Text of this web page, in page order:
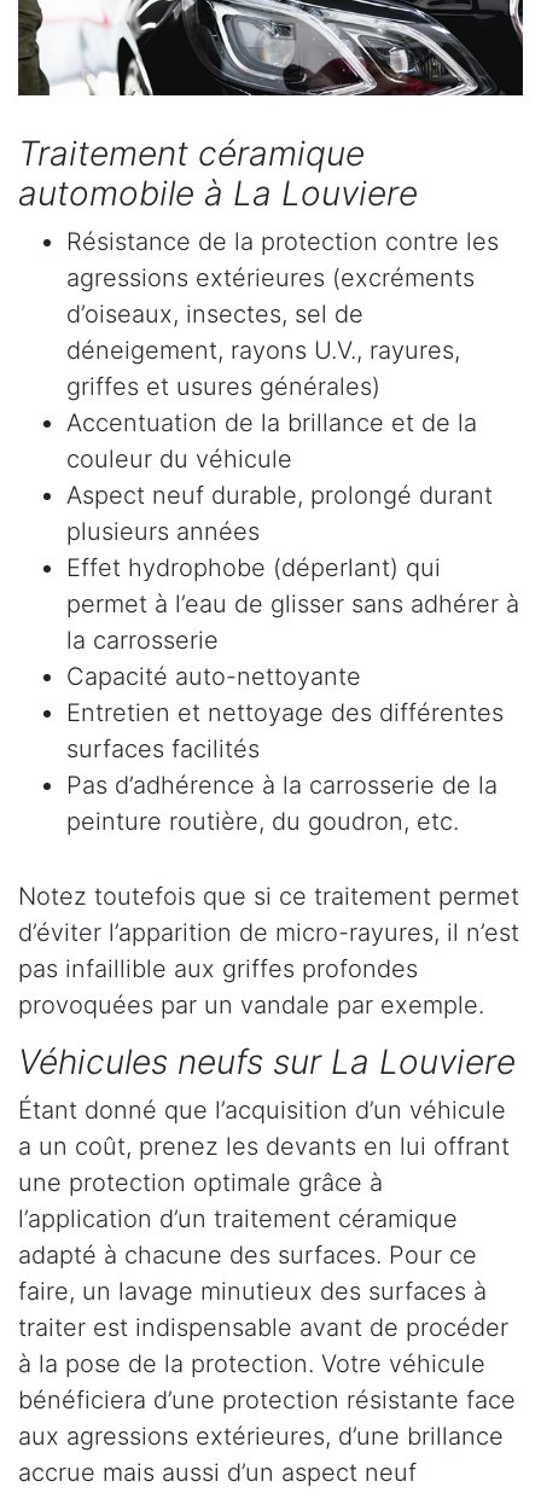
Traitement céramique
automobile à La Louviere
Résistance de la protection contre les
agressions extérieures (excréments
d’oiseaux, insectes, sel de
déneigement, rayons U.V., rayures,
griffes et usures générales)
Accentuation de la brillance et de la
couleur du véhicule
Aspect neuf durable, prolongé durant
plusieurs années
Effet hydrophobe (déperlant) qui
permet à l’eau de glisser sans adhérer à
la carrosserie
Capacité auto-nettoyante
Entretien et nettoyage des différentes
surfaces facilités
Pas d’adhérence à la carrosserie de la
peinture routière, du goudron, etc.
Notez toutefois que si ce traitement permet
d’éviter l’apparition de micro-rayures, il n’est
pas infaillible aux griffes profondes
provoquées par un vandale par exemple.
Véhicules neufs sur La Louviere
Étant donné que l’acquisition d’un véhicule
a un coût, prenez les devants en lui offrant
une protection optimale grâce à
l’application d’un traitement céramique
adapté à chacune des surfaces. Pour ce
faire, un lavage minutieux des surfaces à
traiter est indispensable avant de procéder
à la pose de la protection. Votre véhicule
bénéficiera d’une protection résistante face
aux agressions extérieures, d’une brillance
accrue mais aussi d’un aspect neuf